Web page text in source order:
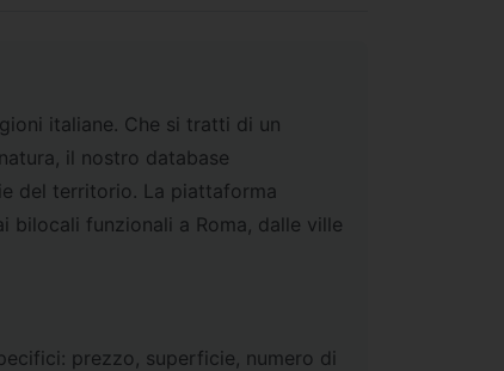
italiane. Che si tratti di un
il nostro database
del territorio. La piattaforma
funzionali a Roma, dalle ville
prezzo, superficie, numero di